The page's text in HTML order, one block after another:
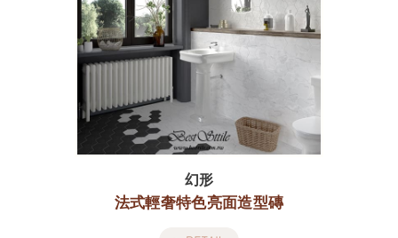
幻形
法式輕奢特色亮面造型磚